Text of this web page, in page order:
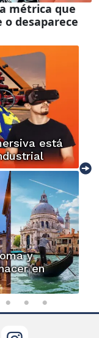
métrica que
desaparece
está
y
en